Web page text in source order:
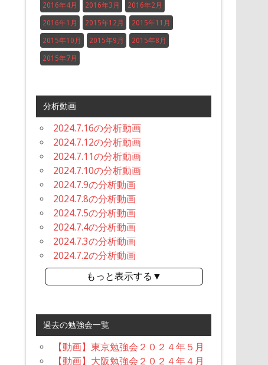
2016年4月 2016年3月 2016年2月
2016年1月 2015年12月 2015年11月
2015年10月 2015年9月 2015年8月
2015年7月
分析動画
2024.7.16の分析動画
2024.7.12の分析動画
2024.7.11の分析動画
2024.7.10の分析動画
2024.7.9の分析動画
2024.7.8の分析動画
2024.7.5の分析動画
2024.7.4の分析動画
2024.7.3の分析動画
2024.7.2の分析動画
もっと表示する▼
過去の勉強会一覧
【動画】東京勉強会２０２４年５月
【動画】大阪勉強会２０２４年４月